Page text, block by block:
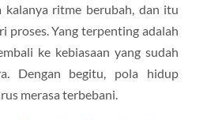
kalanya ritme berubah, dan itu
proses. Yang terpenting adalah
ke kebiasaan yang sudah
Dengan begitu, pola hidup
merasa terbebani.